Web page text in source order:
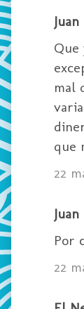
Que
mal
que
22
Por
22